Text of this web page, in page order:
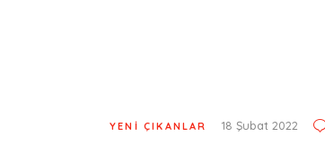
YENI ÇIKANLAR 18 Şubat 2022